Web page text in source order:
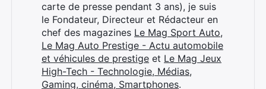
carte de presse pendant 3 ans), je suis
le Fondateur, Directeur et Rédacteur en
chef des magazines Le Mag Sport Auto,
Le Mag Auto Prestige - Actu automobile
et véhicules de prestige et Le Mag Jeux
High-Tech - Technologie, Médias,
Gaming, cinéma, Smartphones.